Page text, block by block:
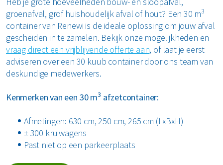
groenafval, grof huishoudelijk afval of hout? Een 30 m3
container van Renewi is de ideale oplossing om jouw afval
gescheiden in te zamelen. Bekijk onze mogelijkheden en
vraag direct een vrijblijvende offerte aan, of laat je eerst
adviseren over een 30 kuub container door ons team van
deskundige medewerkers.
Kenmerken van een 30 m3 afzetcontainer:
Afmetingen: 630 cm, 250 cm, 265 cm (LxBxH)
± 300 kruiwagens
Past niet op een parkeerplaats